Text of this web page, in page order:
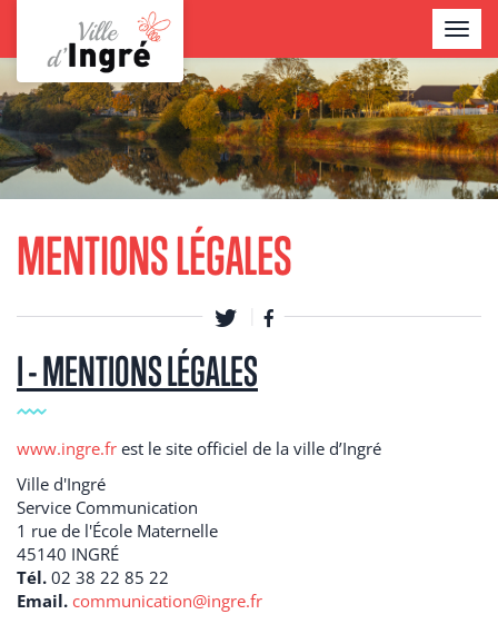
contenu
principal
Contenu
MENTIONS LÉGALES
I - MENTIONS LÉGALES
www.ingre.fr est le site officiel de la ville d’Ingré
Ville d'Ingré
Service Communication
1 rue de l'École Maternelle
45140 INGRÉ
Tél. 02 38 22 85 22
Email. communication@ingre.fr